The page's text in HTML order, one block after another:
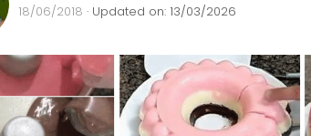
18/06/2018 · Updated on: 13/03/2026